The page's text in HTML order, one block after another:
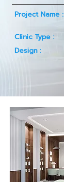
Project Name :
Clinic Type :
Design :